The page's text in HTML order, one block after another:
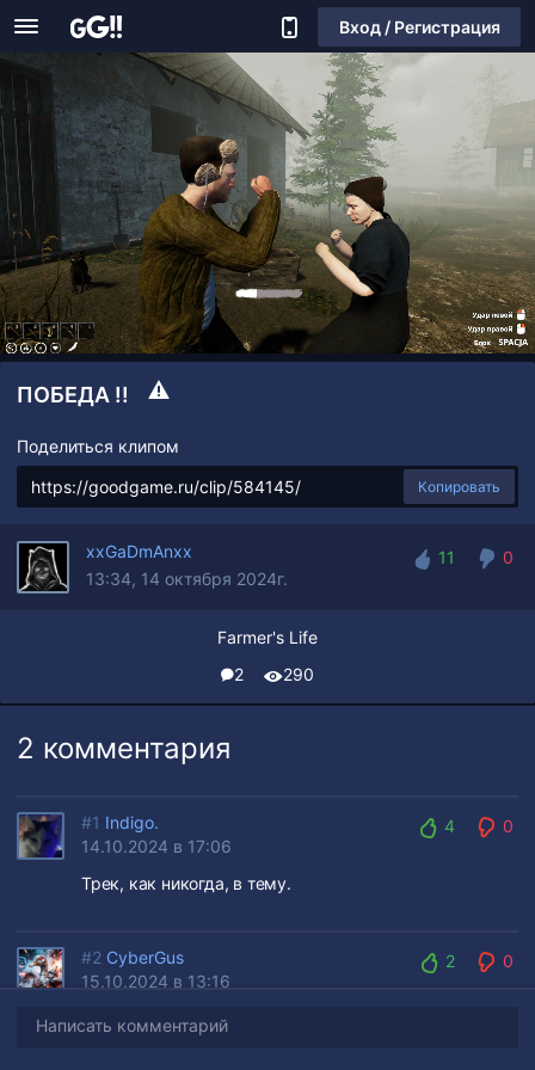
Вход / Регистрация
ПОБЕДА !!
Поделиться клипом
Копировать
xxGaDmAnxx
13:34, 14 октября 2024г.
11
0
Farmer's Life
2
290
2 комментария
#1 Indigo.
14.10.2024 в 17:06
4
0
Трек, как никогда, в тему.
#2 CyberGus
15.10.2024 в 13:16
2
0
Написать комментарий